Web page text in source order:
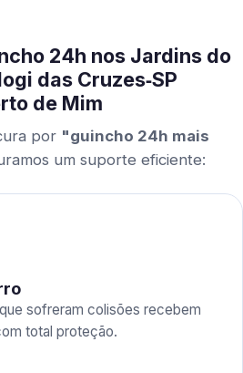
24h nos Jardins do
das Cruzes‑SP
de Mim
por "guincho 24h mais
um suporte eficiente:
sofreram colisões recebem
total proteção.